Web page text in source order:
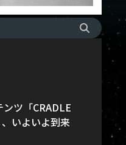
ツ「CRADLE
いよいよ到来